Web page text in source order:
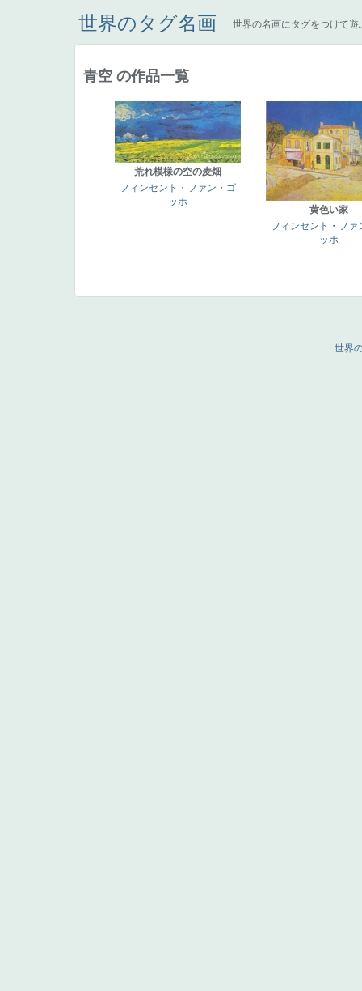
世界のタグ名画 世界の名画にタグをつけて遊
青空 の作品一覧
荒れ模様の空の麦畑
フィンセント・ファン・ゴ
ッホ
黄色い家
フィンセント・ファ
ッホ
世界